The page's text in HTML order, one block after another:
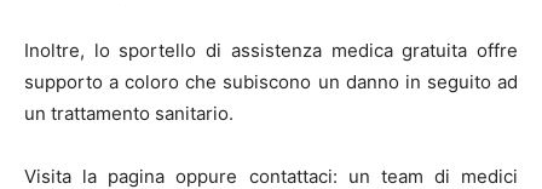
Inoltre, lo sportello di assistenza medica gratuita offre
supporto a coloro che subiscono un danno in seguito ad
un trattamento sanitario.
Visita la pagina oppure contattaci: un team di medici